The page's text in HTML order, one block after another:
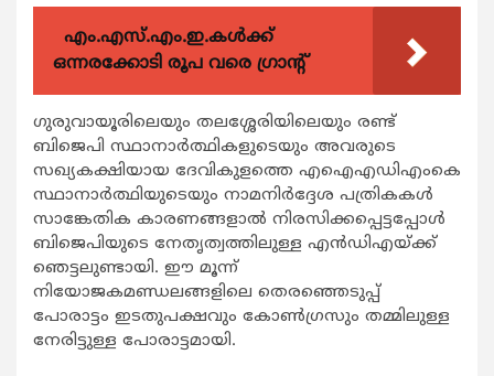
എം.എസ്.എം.ഇ.കൾക്ക്
ഒന്നരക്കോടി രൂപ വരെ ഗ്രാന്റ്
ഗുരുവായൂരിലെയും തലശ്ശേരിയിലെയും രണ്ട്
ബിജെപി സ്ഥാനാര്‍ത്ഥികളുടെയും അവരുടെ
സഖ്യകക്ഷിയായ ദേവികുളത്തെ എഐഎഡിഎംകെ
സ്ഥാനാര്‍ത്ഥിയുടെയും നാമനിര്‍ദ്ദേശ പത്രികകള്‍
സാങ്കേതിക കാരണങ്ങളാല്‍ നിരസിക്കപ്പെട്ടപ്പോള്‍
ബിജെപിയുടെ നേതൃത്വത്തിലുള്ള എന്‍ഡിഎയ്ക്ക്
ഞെട്ടലുണ്ടായി. ഈ മൂന്ന്
നിയോജകമണ്ഡലങ്ങളിലെ തെരഞ്ഞെടുപ്പ്
പോരാട്ടം ഇടതുപക്ഷവും കോണ്‍ഗ്രസും തമ്മിലുള്ള
നേരിട്ടുള്ള പോരാട്ടമായി.